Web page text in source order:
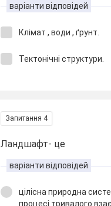
варіанти відповідей
Клімат , води , ґрунт.
Тектонічні структури.
Запитання 4
Ландшафт- це
варіанти відповідей
цілісна природна
процесі тривалого